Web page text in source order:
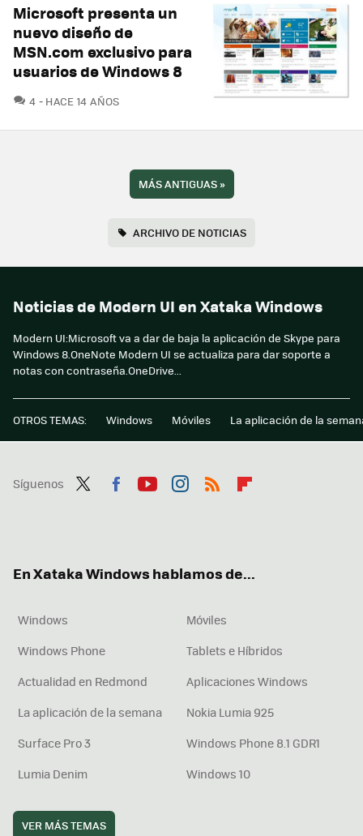
Microsoft presenta un
nuevo diseño de
MSN.com exclusivo para
usuarios de Windows 8
4 COMENTARIOS
HACE 14 AÑOS
MÁS ANTIGUAS»
ARCHIVO DE NOTICIAS
Noticias de Modern UI en Xataka Windows
Modern UI:Microsoft va a dar de baja la aplicación de Skype para
Windows 8.OneNote Modern UI se actualiza para dar soporte a
notas con contraseña.OneDrive...
OTROS TEMAS: Windows Móviles La aplicación de la
Síguenos
En Xataka Windows hablamos de...
Windows
Móviles
Windows Phone
Tablets e Híbridos
Actualidad en Redmond
Aplicaciones Windows
La aplicación de la semana
Nokia Lumia 925
Surface Pro 3
Windows Phone 8.1 GDR1
Lumia Denim
Windows 10
VER MÁS TEMAS